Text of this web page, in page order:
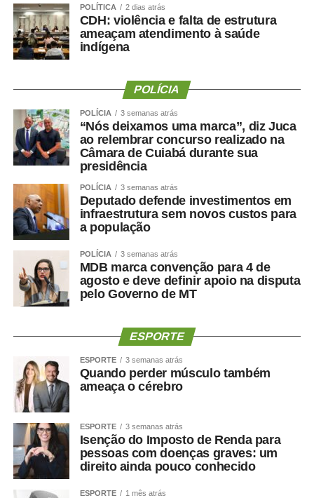
O secretário também destacou que as novidades desta
edição ampliam o alcance do evento e aproximam ainda
de novas modalidades e a realização de disputas na
Praia do Cortado representam mais uma evolução dos
jogos. Essas mudanças ampliam as oportunidades de
participação, valorizam os espaços públicos do município
e tornam a competição ainda mais atrativa para atletas,
familiares e espectadores. O esporte tem a capacidade
de unir pessoas, promover inclusão e contribuir para a
qualidade de vida da população”, explicou.
Os 34º Jogos Olímpicos de Sinop e os 3º Jogos
Paralímpicos de Sinop integram a programação do
Festeja Sinop 2026. Promovido pela Prefeitura de Sinop,
o Festeja Sinop 2026 será realizado de 30 de agosto a 14
de setembro, em celebração aos 52 anos de fundação do
divulgado nos próximos dias pela Prefeitura de Sinop.
COMENTE ABAIXO:
WhatsApp
Facebook
Twitter
Messenger
LinkedIn
Share
POLÍTICA 2 dias atrás
CDH: violência e falta de estrutura
ameaçam atendimento à saúde
indígena
POLÍCIA
POLÍCIA 3 semanas atrás
“Nós deixamos uma marca”, diz Juca
ao relembrar concurso realizado na
Câmara de Cuiabá durante sua
presidência
POLÍCIA 3 semanas atrás
Deputado defende investimentos em
infraestrutura sem novos custos para
a população
POLÍCIA 3 semanas atrás
MDB marca convenção para 4 de
agosto e deve definir apoio na disputa
pelo Governo de MT
ESPORTE
ESPORTE 3 semanas atrás
Quando perder músculo também
ameaça o cérebro
ESPORTE 3 semanas atrás
Isenção do Imposto de Renda para
pessoas com doenças graves: um
direito ainda pouco conhecido
ESPORTE 1 mês atrás